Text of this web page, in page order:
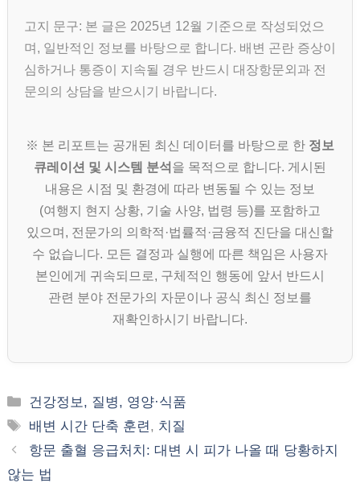
고지 문구: 본 글은 2025년 12월 기준으로 작성되었으
며, 일반적인 정보를 바탕으로 합니다. 배변 곤란 증상이
심하거나 통증이 지속될 경우 반드시 대장항문외과 전
문의의 상담을 받으시기 바랍니다.
※ 본 리포트는 공개된 최신 데이터를 바탕으로 한 정보
큐레이션 및 시스템 분석 을 목적으로 합니다. 게시된
내용은 시점 및 환경에 따라 변동될 수 있는 정보
(여행지 현지 상황, 기술 사양, 법령 등)를 포함하고
있으며, 전문가의 의학적·법률적·금융적 진단을 대신할
수 없습니다. 모든 결정과 실행에 따른 책임은 사용자
본인에게 귀속되므로, 구체적인 행동에 앞서 반드시
관련 분야 전문가의 자문이나 공식 최신 정보를
재확인하시기 바랍니다.
카
테
리
건강정보, 질병, 영양·식품
태
그
배변 시간 단축 훈련 , 치질
항문 출혈 응급처치: 대변 시 피가 나올 때 당황하지
않는 법